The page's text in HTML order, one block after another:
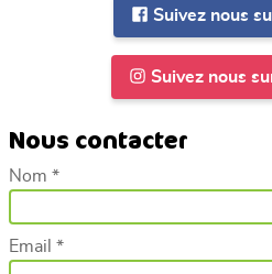
Suivez nous
Suivez nous
Nous contacter
Nom *
Email *